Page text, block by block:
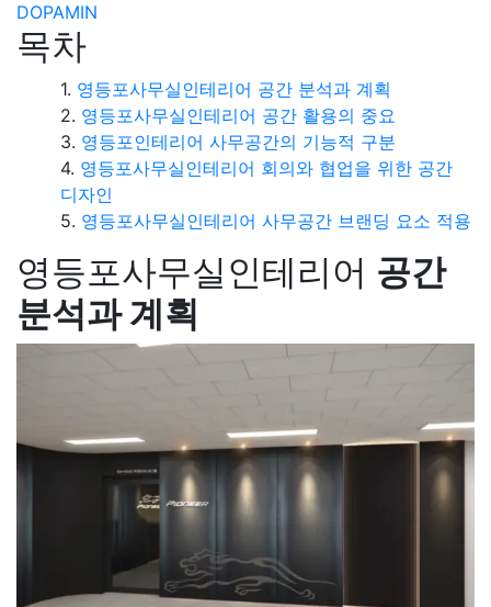
DOPAMIN
목차
영등포사무실인테리어 공간 분석과 계획
영등포사무실인테리어 공간 활용의 중요
영등포인테리어 사무공간의 기능적 구분
영등포사무실인테리어 회의와 협업을 위한 공간
디자인
영등포사무실인테리어 사무공간 브랜딩 요소 적용
영등포사무실인테리어 공간
분석과 계획